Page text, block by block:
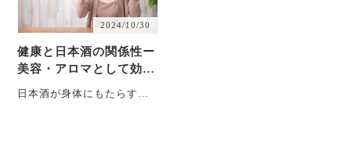
2024/10/30
健康と日本酒の関係性ー
美容・アロマとして効果
あり！ー
日本酒が身体にもたらす健